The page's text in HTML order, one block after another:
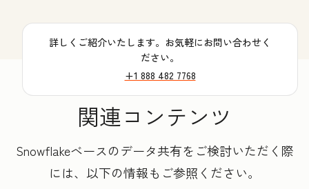
詳しくご紹介いたします。お気軽にお問い合わせく
ださい。
+1 888 482 7768
関連コンテンツ
Snowflakeベースのデータ共有をご検討いただく際
には、以下の情報もご参照ください。